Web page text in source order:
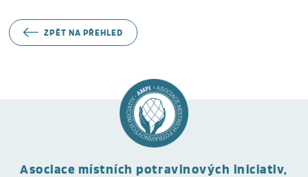
ZPĚT NA PŘEHLED
Asociace místních potravinových iniciativ,